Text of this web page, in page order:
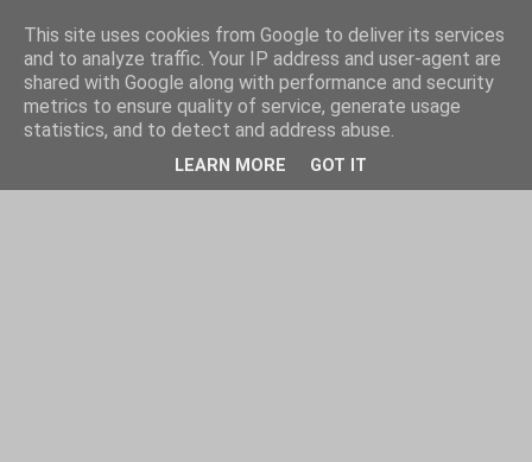
This site uses cookies from Google to deliver its services
and to analyze traffic. Your IP address and user-agent are
shared with Google along with performance and security
metrics to ensure quality of service, generate usage
statistics, and to detect and address abuse.
LEARN MORE GOT IT